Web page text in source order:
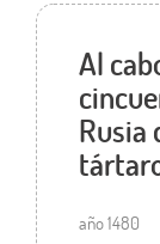
Al
Rusia
año 1480